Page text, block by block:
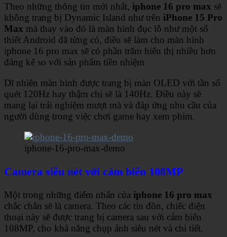
Theo những thông tin mới nhất, iphone 16 pro max sẽ
không trang bị Dynamic Island như trên iPhone 15 Pro
Max mà thay vào đó là màn hình đục lỗ như một số
thiết Android đã từng có, điều sẽ làm cho màn hình
iphone 16 pro max sẽ có phần trăm hiển thị nhiều hơn
đáng kể so với sản phẩm tiền nhiệm
Dĩ nhiên màn hình được trang bị màn OLED với tần số
quét 120Hz hay thậm chi sẽ là 140Hz. Điều này sẽ
mang lại trải nghiệm mượt mà và đáp ứng nhu cầu của
người dùng trong việc chơi game hay xem phim.
iphone-16-pro-max-demo
Camera siêu nét với cảm biến 108MP
Một trong những điểm nhấn của iphone 16 pro max
chắc chắn sẽ là camera. Theo các tin đồn, chiếc điện
thoại này sẽ được trang bị camera sau với cảm biến
108MP, cho khả năng chụp ảnh siêu nét và chi tiết.